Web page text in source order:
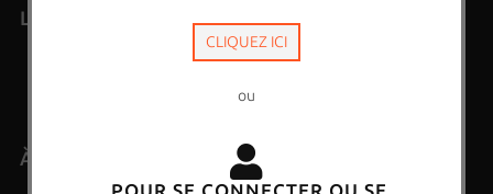
La boutique de l'Università
À la Une sur nos sites web
CLIQUEZ ICI
ou